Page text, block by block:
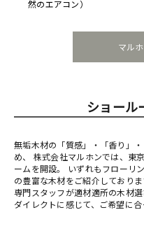
然のエアコン）
マル
ショール
無垢木材の「質感」・「香り」
め、 株式会社マルホンでは、東
ームを開設。 いずれもフローリ
の豊富な木材をご紹介しておりま
専門スタッフが適材適所の木材
ダイレクトに感じて、ご希望に